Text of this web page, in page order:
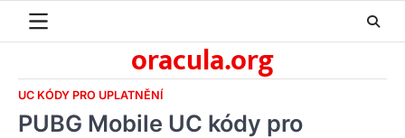
oracula.org
UC KÓDY PRO UPLATNĚNÍ
PUBG Mobile UC kódy pro